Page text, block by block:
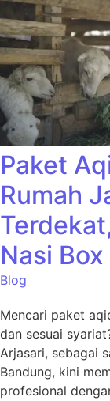
Paket
Rumah
Nasi
Blog
Mencari paket
dan sesuai
Arjasari, sebagai
Bandung, kini
profesional